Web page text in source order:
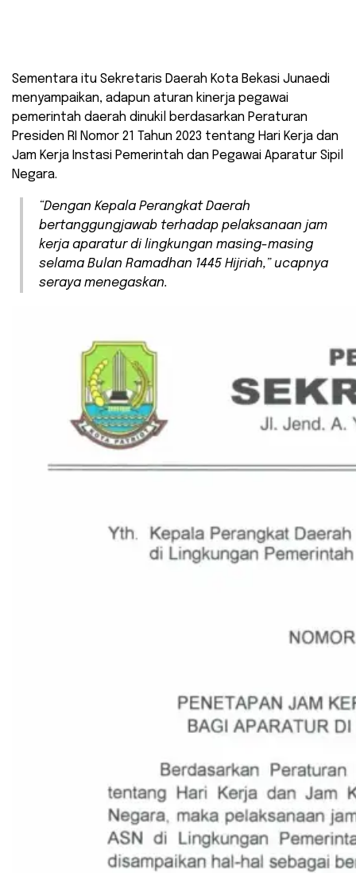
Sementara itu Sekretaris Daerah Kota Bekasi Junaedi
menyampaikan, adapun aturan kinerja pegawai
pemerintah daerah dinukil berdasarkan Peraturan
Presiden RI Nomor 21 Tahun 2023 tentang Hari Kerja dan
Jam Kerja Instasi Pemerintah dan Pegawai Aparatur Sipil
Negara.
“Dengan Kepala Perangkat Daerah
bertanggungjawab terhadap pelaksanaan jam
kerja aparatur di lingkungan masing-masing
selama Bulan Ramadhan 1445 Hijriah,” ucapnya
seraya menegaskan.